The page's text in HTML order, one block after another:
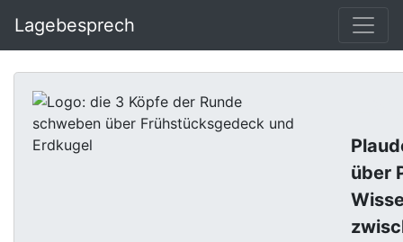
Lagebesprech
über